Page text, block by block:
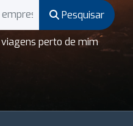
Pesquisar
perto de mim